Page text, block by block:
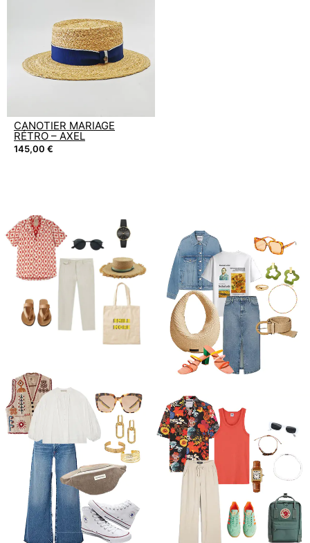
CANOTIER MARIAGE
RÉTRO – AXEL
145,00 €